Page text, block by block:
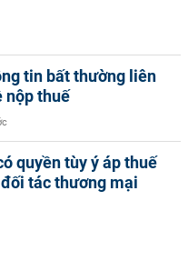
tin bất thường liên
nộp thuế
quyền tùy ý áp thuế
tác thương mại